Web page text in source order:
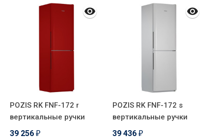
POZIS RK FNF-172 r
вертикальные ручки
39 256 ₽
POZIS RK FNF-172 s
вертикальные ручки
39 436 ₽